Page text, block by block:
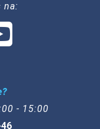
na:
- 15:00